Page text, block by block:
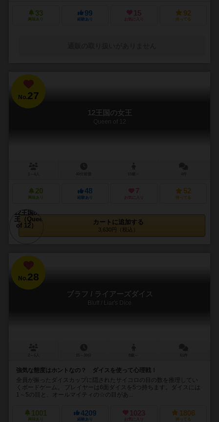
33
興味あり
99
経験あり
15
お気に入り
92
持ってる
No.27
12王国の女王
Queen of 12
20
興味あり
48
経験あり
7
お気に入り
52
持ってる
カートに追加する
3,630円（税込）
No.28
ブラフ / ライアーズダイス
Bluff / Liar's Dice
強気な態度はホントなの？ ダイスを使って心理戦！
全員が振ったダイスカップに隠されたサイコロの目の数を推理してい
くボードゲーム。 プレイヤーは6面ダイスを5つ持ちます。ダイスには
1～5の目と、オールマイティの☆の目があ...
1001
興味あり
4209
経験あり
1023
お気に入り
1806
持ってる